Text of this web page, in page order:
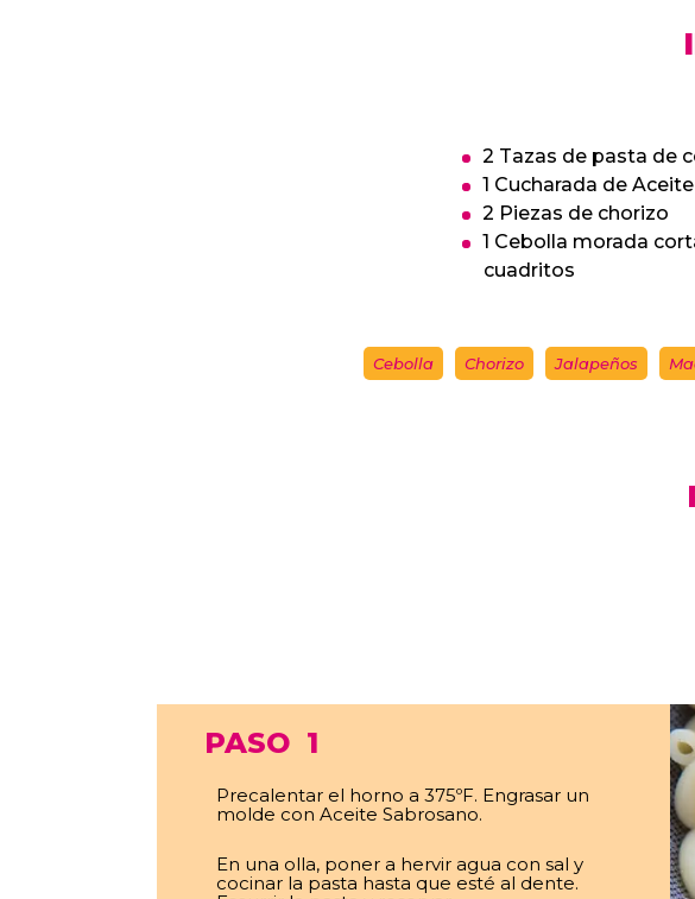
2 Tazas de pasta de
1 Cucharada de
2 Piezas de chorizo
1 Cebolla morada
cuadritos
Cebolla Chorizo Jalapeños
PASO 1
Precalentar el horno a 375ºF. Engrasar un
molde con Aceite Sabrosano.
En una olla, poner a hervir agua con sal y
cocinar la pasta hasta que esté al dente.